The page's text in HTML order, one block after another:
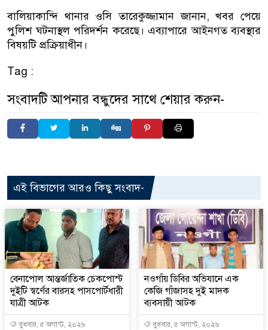
বালিয়াকান্দি থানার ওসি তারেকুজ্জামান জানান, খবর পেয়ে
পুলিশ ঘটনাস্থল পরিদর্শন করেছে। এব্যাপারে আইনগত ব্যবস্থার
বিষয়টি প্রক্রিয়াধীন।
Tag :
সংবাদটি আপনার বন্ধুদের সাথে শেয়ার করুন-
এই বিভাগের আরও কিছু সংবাদ-
বেনাপোল আন্তর্জাতিক চেকপোস্ট
দুইটি স্বর্ণের বারসহ পাসপোর্টধারী
যাত্রী আটক
বুধবার, ৫ অগাস্ট, ২০২৬
নওগাঁয় ডিবির অভিযানে এক
কেজি গাঁজাসহ দুই মাদক
ব্যবসায়ী আটক
বুধবার, ৫ অগাস্ট, ২০২৬